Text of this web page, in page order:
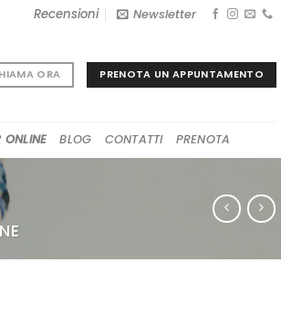
Recensioni Newsletter
ORA PRENOTA UN APPUNTAMENTO
ONLINE BLOG CONTATTI PRENOTA